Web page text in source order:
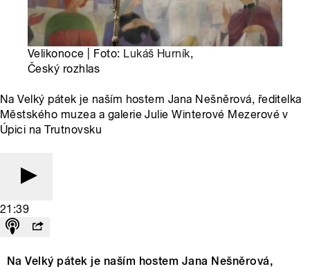
Velikonoce | Foto: Lukáš Hurník,
Český rozhlas
Na Velký pátek je naším hostem Jana Nešněrová, ředitelka
Městského muzea a galerie Julie Winterové Mezerové v
Úpici na Trutnovsku
21:39
Na Velký pátek je naším hostem Jana Nešněrová,